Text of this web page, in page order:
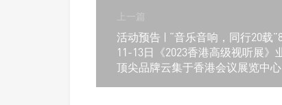
上一篇
活动预告 | “音乐音响，同行20载
11-13日《2023香港高级视听展》
顶尖品牌云集于香港会议展览中心